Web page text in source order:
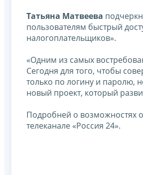
Татьяна Матвеева
пользователям быстрый
налогоплательщиков».
«Одним из самых
Сегодня для того, чтобы
только по логину и паролю,
новый проект, который
Подробней о возможностях
телеканале «Россия 24».